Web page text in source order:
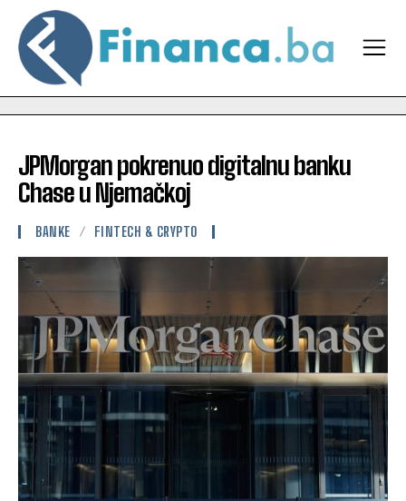
JPMorgan pokrenuo digitalnu banku
Chase u Njemačkoj
BANKE FINTECH & CRYPTO